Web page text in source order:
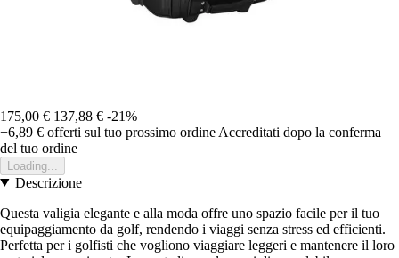
175,00 € 137,88 € -21%
+6,89 € offerti sul tuo prossimo ordine Accreditati dopo la conferma
del tuo ordine
Loading...
Descrizione
Questa valigia elegante e alla moda offre uno spazio facile per il tuo
equipaggiamento da golf, rendendo i viaggi senza stress ed efficienti.
Perfetta per i golfisti che vogliono viaggiare leggeri e mantenere il loro